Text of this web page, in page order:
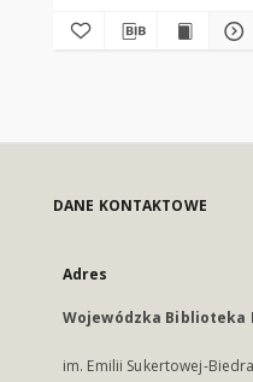
DANE KONTAKTOWE
Adres
Wojewódzka Biblioteka
im. Emilii Sukertowej-